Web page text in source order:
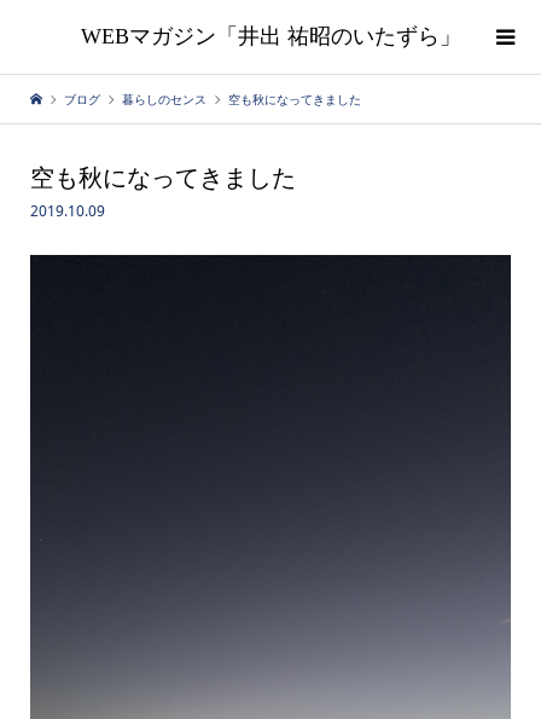
WEBマガジン「井出 祐昭のいたずら」
ブログ 暮らしのセンス 空も秋になってきました
空も秋になってきました
2019.10.09